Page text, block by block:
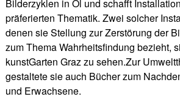
Bilderzyklen in Öl und schafft
präferierten Thematik. Zwei solcher
denen sie Stellung zur Zerstörung der
zum Thema Wahrheitsfindung bezieht,
kunstGarten Graz zu sehen.Zur
gestaltete sie auch Bücher zum
und Erwachsene.